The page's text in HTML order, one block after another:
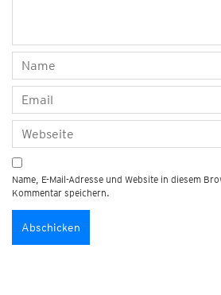
Name, E-Mail-Adresse und Website in diesem
Kommentar speichern.